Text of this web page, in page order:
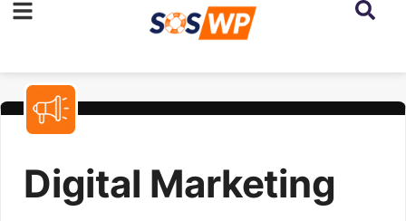
Digital Marketing